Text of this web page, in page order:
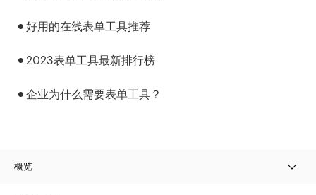
好用的在线表单工具推荐
2023表单工具最新排行榜
企业为什么需要表单工具？
概览